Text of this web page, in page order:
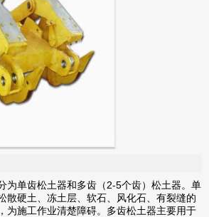
为单齿松土器和多齿（2-5个齿）松土器。单
散硬土、冻土层、软石、风化石、有裂缝的
为施工作业清楚障碍。多齿松土器主要用于